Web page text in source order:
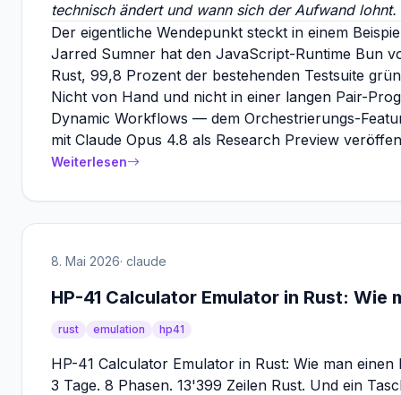
technisch ändert und wann sich der Aufwand lohnt.
Der eigentliche Wendepunkt steckt in einem
Jarred Sumner hat den JavaScript-Runtime Bun
Rust, 99,8 Prozent der bestehenden Testsuite
Nicht von Hand und nicht in einer langen Pair-
Dynamic Workflows — dem Orchestrierungs-
mit Claude Opus 4.8 als Research Preview
Weiterlesen
8. Mai 2026· claude
HP-41 Calculator Emulator in Rust:
rust emulation hp41
HP-41 Calculator Emulator in Rust: Wie man
3 Tage. 8 Phasen. 13'399 Zeilen Rust. Und ein